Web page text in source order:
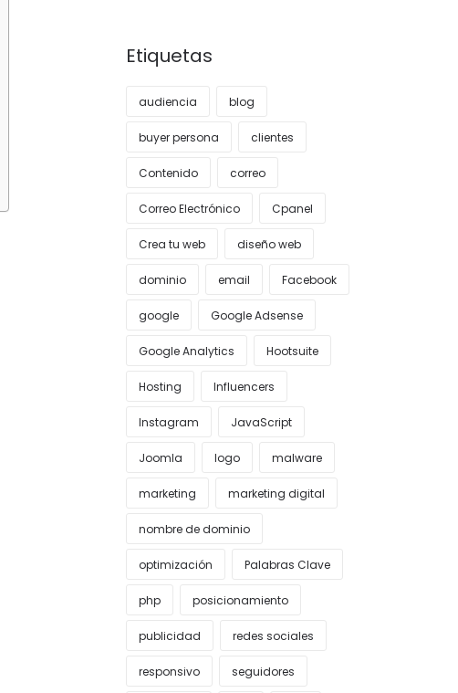
Etiquetas
audiencia blog
buyer persona clientes
Contenido correo
Correo Electrónico Cpanel
Crea tu web diseño web
dominio email Facebook
google Google Adsense
Google Analytics Hootsuite
Hosting Influencers
Instagram JavaScript
Joomla logo malware
marketing marketing digital
nombre de dominio
optimización Palabras Clave
php posicionamiento
publicidad redes sociales
responsivo seguidores